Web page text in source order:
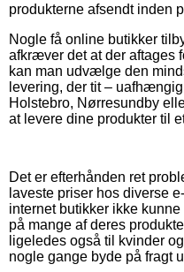
produkterne afsendt inden
Nogle få online butikker
afkræver det at der aftages
kan man udvælge den
levering, der tit –
Holstebro, Nørresundby
at levere dine produkter til
Det er efterhånden ret
laveste priser hos diverse
internet butikker ikke
på mange af deres
ligeledes også til kvinder
nogle gange byde på fragt